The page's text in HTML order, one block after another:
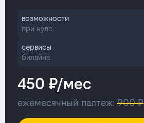
возможности
при нуле
сервисы
билайна
450 ₽/мес
ежемесячный палтеж: 900 ₽